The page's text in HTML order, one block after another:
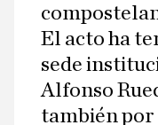
El acto ha
sede
Alfonso
también por